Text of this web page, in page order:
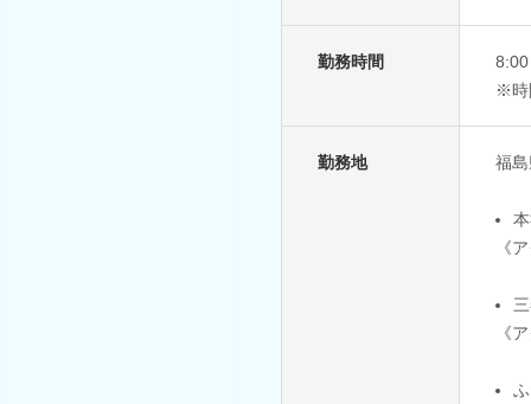
勤務時間
※時
勤務地 福
《
《